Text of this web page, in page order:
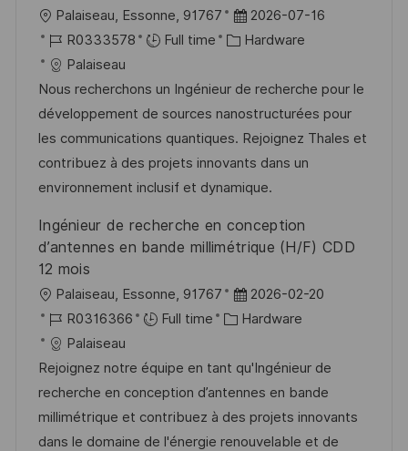
L
o
c
a
t
i
o
n
Palaiseau, Essonne, 91767
P
o
t
e
d
D
a
e
2026-07-16
J
o
b
I
d
R0333578 Full time
C
t
e
g
o
r
Hardware
Palaiseau
Nous recherchons un Ingénieur de recherche pour le
développement de sources nanostructurées pour
les communications quantiques. Rejoignez Thales et
contribuez à des projets innovants dans un
environnement inclusif et dynamique.
Ingénieur de recherche en conception
d’antennes en bande millimétrique (H/F) CDD
12 mois
L
o
c
a
t
i
o
Palaiseau, Essonne, 91767
P
o
t
e
d
D
2026-02-20
J
o
b
I
d
R0316366 Full time
C
t
e
g
o
Hardware
Palaiseau
Rejoignez notre équipe en tant qu'Ingénieur de
recherche en conception d’antennes en bande
millimétrique et contribuez à des projets innovants
dans le domaine de l'énergie renouvelable et de